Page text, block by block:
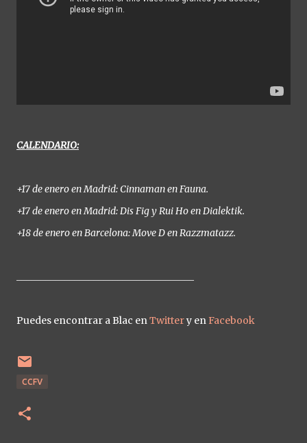
CALENDARIO:
+17 de enero en Madrid: Cinnaman en Fauna.
+17 de enero en Madrid: Dis Fig y Rui Ho en Dialektik.
+18 de enero en Barcelona: Move D en Razzmatazz.
Puedes encontrar a Blac enTwittery enFacebook
CCFV